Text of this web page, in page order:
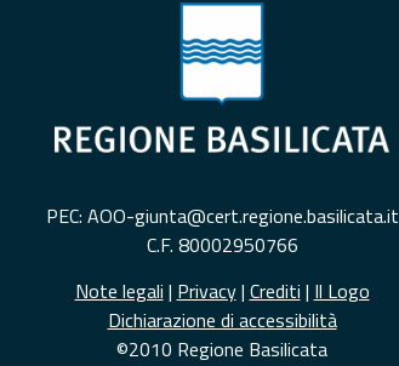
PEC: AOO-giunta@cert.regione.basilicata.it
C.F. 80002950766
Note legali | Privacy| Crediti | Il Logo
Dichiarazione di accessibilità
©2010 Regione Basilicata